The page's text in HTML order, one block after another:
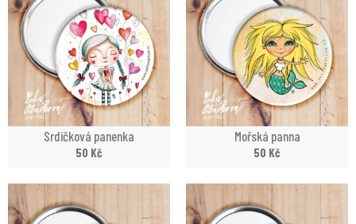
Srdíčková panenka
50 Kč
Mořská panna
50 Kč